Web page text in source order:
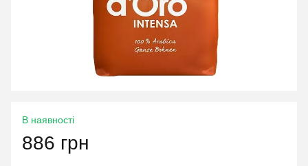
В наявності
886 грн